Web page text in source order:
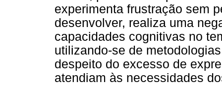
experimenta frustração sem
desenvolver, realiza uma
capacidades cognitivas no
utilizando-se de
despeito do excesso de
atendiam às necessidades